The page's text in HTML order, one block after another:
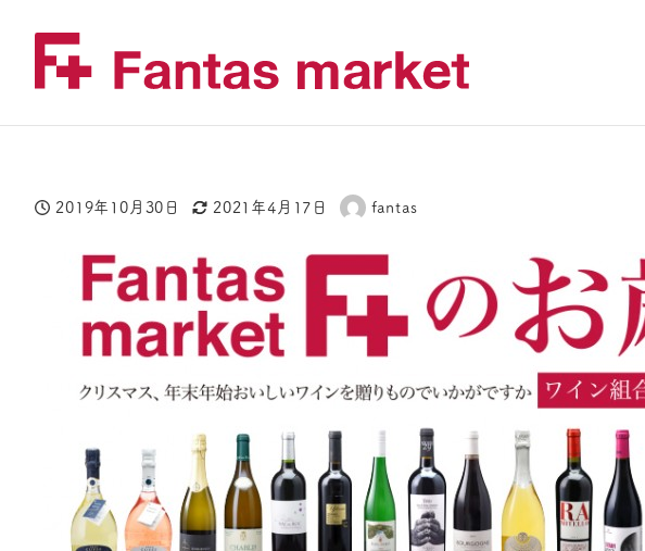
投稿日
2019年10月30日
更新日
2021年4月17日
著
fantas